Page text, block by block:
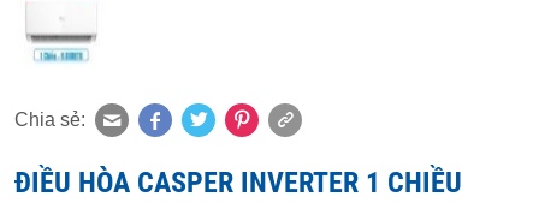
Chia sẻ:
ĐIỀU HÒA CASPER INVERTER 1 CHIỀU